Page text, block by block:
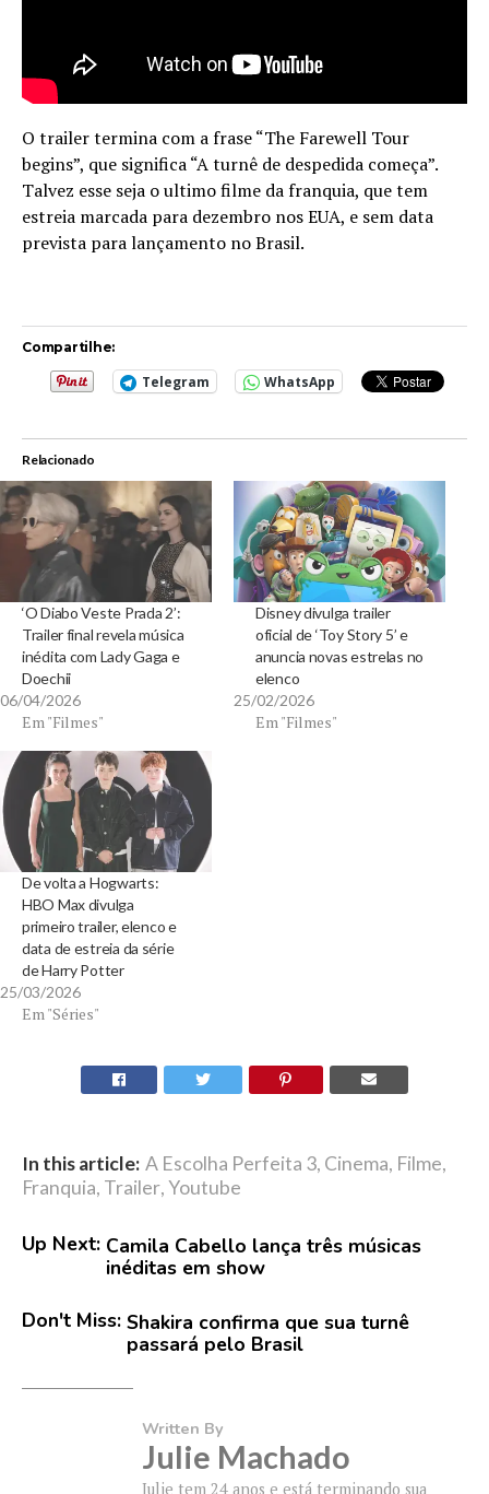
O trailer termina com a frase “The Farewell Tour
begins”, que significa “A turnê de despedida começa”.
Talvez esse seja o ultimo filme da franquia, que tem
estreia marcada para dezembro nos EUA, e sem data
prevista para lançamento no Brasil.
Compartilhe:
Telegram WhatsApp
Relacionado
‘O Diabo Veste Prada 2’:
Trailer final revela música
inédita com Lady Gaga e
Doechii
06/04/2026
Em "Filmes"
Disney divulga trailer
oficial de ‘Toy Story 5’ e
anuncia novas estrelas no
elenco
25/02/2026
Em "Filmes"
De volta a Hogwarts:
HBO Max divulga
primeiro trailer, elenco e
data de estreia da série
de Harry Potter
25/03/2026
Em "Séries"
In this article: A Escolha Perfeita 3, Cinema, Filme,
Franquia, Trailer,Youtube
Up Next: Camila Cabello lança três músicas
inéditas em show
Don't Miss: Shakira confirma que sua turnê
passará pelo Brasil
Written By
Julie Machado
Julie tem 24 anos e está terminando sua